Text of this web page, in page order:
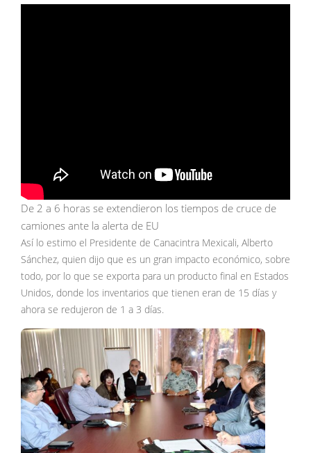
De 2 a 6 horas se extendieron los tiempos de cruce de
camiones ante la alerta de EU
Así lo estimo el Presidente de Canacintra Mexicali, Alberto
Sánchez, quien dijo que es un gran impacto económico, sobre
todo, por lo que se exporta para un producto final en Estados
Unidos, donde los inventarios que tienen eran de 15 días y
ahora se redujeron de 1 a 3 días.